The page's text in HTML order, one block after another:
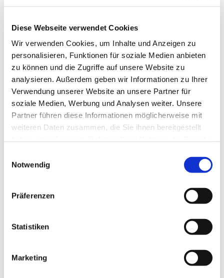
Diese Webseite verwendet Cookies
Wir verwenden Cookies, um Inhalte und Anzeigen zu
personalisieren, Funktionen für soziale Medien anbieten
zu können und die Zugriffe auf unsere Website zu
analysieren. Außerdem geben wir Informationen zu Ihrer
Verwendung unserer Website an unsere Partner für
soziale Medien, Werbung und Analysen weiter. Unsere
Partner führen diese Informationen möglicherweise mit
weiteren Daten zusammen, die Sie ihnen bereitgestellt
Notwendig
Präferenzen
Statistiken
Marketing
Abdinghofkirche, Am Abdinghof 7,
33098 Paderborn
Pfr. Dr. Eckhard Düker